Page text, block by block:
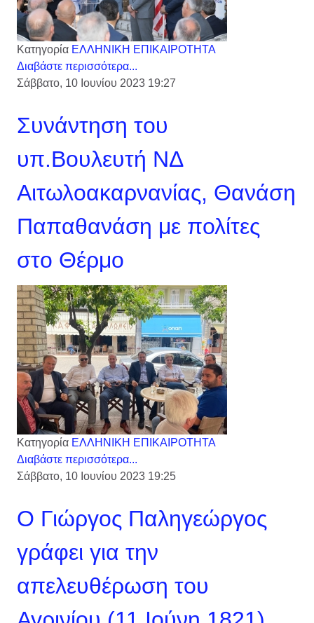
Κατηγορία ΕΛΛΗΝΙΚΗ ΕΠΙΚΑΙΡΟΤΗΤΑ
Διαβάστε περισσότερα...
Σάββατο, 10 Ιουνίου 2023 19:27
Συνάντηση του
υπ.Βουλευτή ΝΔ
Αιτωλοακαρνανίας, Θανάση
Παπαθανάση με πολίτες
στο Θέρμο
Κατηγορία ΕΛΛΗΝΙΚΗ ΕΠΙΚΑΙΡΟΤΗΤΑ
Διαβάστε περισσότερα...
Σάββατο, 10 Ιουνίου 2023 19:25
Ο Γιώργος Παληγεώργος
γράφει για την
απελευθέρωση του